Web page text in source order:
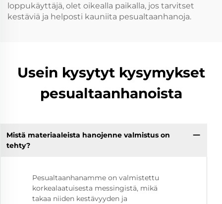
loppukäyttäjä, olet oikealla paikalla, jos tarvitset
kestäviä ja helposti kauniita pesualtaanhanoja.
Usein kysytyt kysymykset
pesualtaanhanoista
Mistä materiaaleista hanojenne valmistus on
tehty?
Pesualtaanhanamme on valmistettu
korkealaatuisesta messingistä, mikä
takaa niiden kestävyyden ja